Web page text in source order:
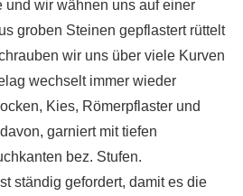
und wir wähnen uns auf einer
groben Steinen gepflastert rüttelt
wir uns über viele Kurven
wechselt immer wieder
Kies, Römerpflaster und
garniert mit tiefen
bez. Stufen.
ständig gefordert, damit es die